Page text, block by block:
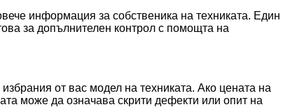
информация за собственика на техниката. Един
за допълнителен контрол с помощта на
от вас модел на техниката. Ако цената на
може да означава скрити дефекти или опит на